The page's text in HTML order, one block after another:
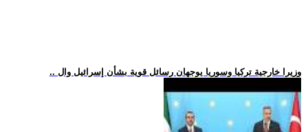
.. وزيرا خارجية تركيا وسوريا يوجهان رسائل قوية بشأن إسرائيل وال